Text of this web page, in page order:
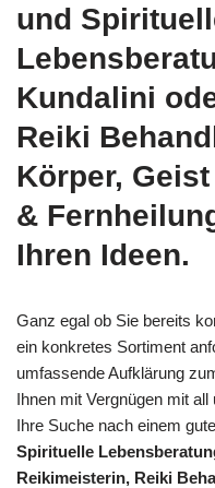
und
Kundalini
Reiki
Körper,
&
Ihren Ideen.
Ganz egal ob Sie bereits
ein konkretes Sortiment
umfassende Aufklärung
Ihnen mit Vergnügen mit
Ihre Suche nach einem
Spirituelle
Reikimeisterin, Reiki